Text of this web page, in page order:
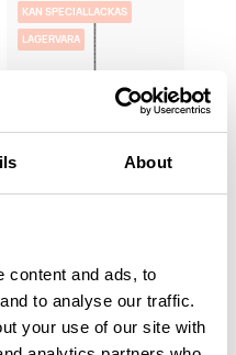
About
content and ads, to
to analyse our traffic.
your use of our site with
KAN SPECIALLACKAS
LAGERVARA
Svart
Logga in för pris
och lagerstatus